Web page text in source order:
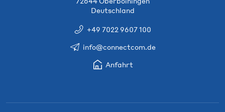
Deutschland
+49 7022 9607 100
info@connectcom.de
Anfahrt